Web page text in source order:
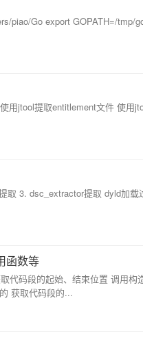
piao/Go export GOPATH=/tmp/
用jtool提取entitlement文件 使用
3. dsc_extractor提取 dyld加
函数等
代码段的起始、结束位置 调用
获取代码段的...